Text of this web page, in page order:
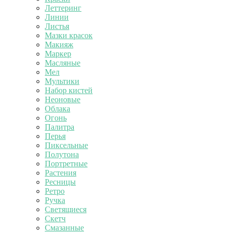
Леттеринг
Линии
Листья
Мазки красок
Макияж
Маркер
Масляные
Мел
Мультики
Набор кистей
Неоновые
Облака
Огонь
Палитра
Перья
Пиксельные
Полутона
Портретные
Растения
Ресницы
Ретро
Ручка
Светящиеся
Скетч
Смазанные